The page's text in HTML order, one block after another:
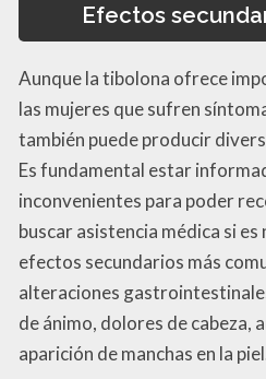
Efectos
Aunque la tibolona ofrece
las mujeres que sufren
también puede producir
Es fundamental estar
inconvenientes para poder
buscar asistencia médica si
efectos secundarios más
alteraciones
de ánimo, dolores de cabeza,
aparición de manchas en la